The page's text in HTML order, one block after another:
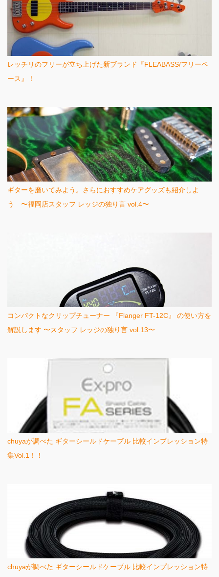
レッチリのフリーが立ち上げた新ブランド『FLEABASS/フリーベ
ース』！
ギターを磨いてみよう。さらにおすすめケアグッズも紹介しよ
う 〜福岡店スタッフ レッジの独り言 vol.4〜
コンパクトなクリップチューナー 『Flanger FT-12C』 の使い方を
解説します 〜スタッフ レッジの独り言 vol.13〜
chuyaが調べた ギターシールドケーブル 比較インプレッション特
集Vol.1！！
chuyaが調べた ギターシールドケーブル 比較インプレッション特